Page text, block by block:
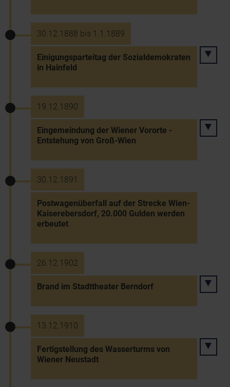
30.12.1888 bis 1.1.1889
Einigungsparteitag der Sozialdemokraten
in Hainfeld
19.12.1890
Eingemeindung der Wiener Vororte -
Entstehung von Groß-Wien
30.12.1891
Postwagenüberfall auf der Strecke Wien-
Kaiserebersdorf, 20.000 Gulden werden
erbeutet
26.12.1902
Brand im Stadttheater Berndorf
13.12.1910
Fertigstellung des Wasserturms von
Wiener Neustadt